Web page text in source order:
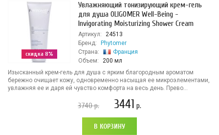
скидка 8%
Увлажняющий тонизирующий крем-гель
для душа OLIGOMER Well-Being -
Invigorating Moisturizing Shower Cream
Артикул:
24513
Бренд:
Phytomer
Страна:
Франция
Объем:
200 мл
Изысканный крем-гель для душа с ярким благородным ароматом
бережно очищает кожу, одновременно насыщая ее микроэлементами,
увлажняя ее и даря ей чувство комфорта на весь день. Прево...
3740р. 3441 р.
В КОРЗИНУ